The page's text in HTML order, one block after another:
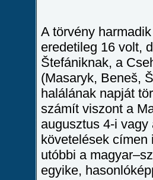
A törvény
eredetileg 16 volt,
Štefániknak, a
(Masaryk, Beneš,
halálának napját
számít viszont a
augusztus 4-i
követelések címen
utóbbi a
egyike,